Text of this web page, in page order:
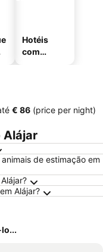
Hotéis
com
‎€ 86 (price per night)
Alájar
de estimação em
Alájar?